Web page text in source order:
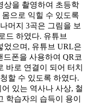
상을 촬영하여 초등학
으로 익힐 수 있도록
머지 3곡은 그림을 보
드 하였다. 유튜브
었으며, 유튜브 URL은
폰을 사용하여 QR코
바로 연결이 되어 터치
할 수 있도록 하였다.
있는 역사나 사상, 철
학습자의 습득이 용이